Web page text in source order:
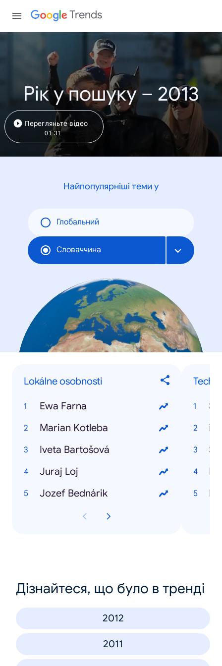
Trends
Рік у пошуку – 2013
Перегляньте відео
01:31
Найпопулярніші теми у
Глобальний
Словаччина
Lokálne osobnosti
Ewa Farna
Marian Kotleba
Iveta Bartošová
Juraj Loj
Jozef Bednárik
Дізнайтеся, що було в тренді
2012
2011